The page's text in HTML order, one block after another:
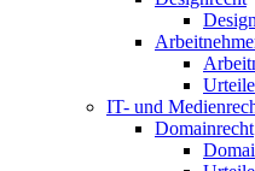
Urteile
IT- und
Domainrecht